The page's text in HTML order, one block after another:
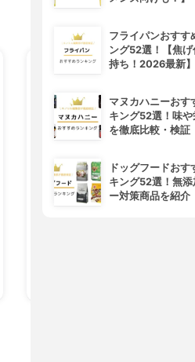
フライパンおすす
ング52選！【焦
持ち！2026最新】
マヌカハニーおす
キング52選！味や
を徹底比較・検証
ドッグフードお
キング52選！無
ー対策商品を紹介